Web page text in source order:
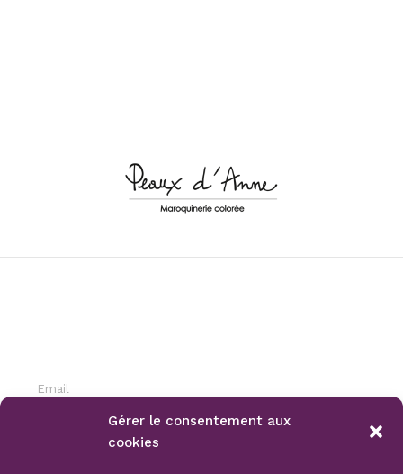
Gérer le consentement aux
cookies